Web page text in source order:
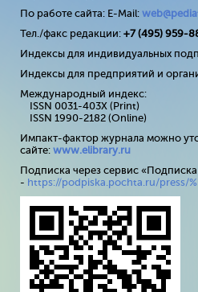
По работе сайта: E-Mail:
Тел./факс редакции: +7 (495) 959-
Индексы для индивидуальных
Индексы для предприятий и
Международный индекс:
ISSN 0031-403X (Print)
ISSN 1990-2182 (Online)
Импакт-фактор журнала можно
сайте: www.elibrary.ru
Подписка через сервис
- https://podpiska.pochta.ru/press/